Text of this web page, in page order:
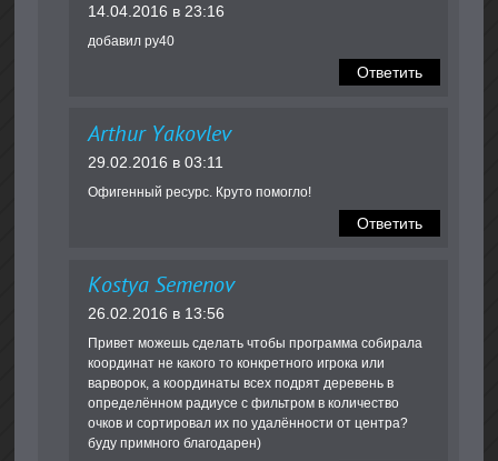
14.04.2016 в 23:16
добавил ру40
Ответить
Arthur Yakovlev
29.02.2016 в 03:11
Офигенный ресурс. Круто помогло!
Ответить
Kostya Semenov
26.02.2016 в 13:56
Привет можешь сделать чтобы программа собирала
координат не какого то конкретного игрока или
варворок, а координаты всех подрят деревень в
определённом радиусе с фильтром в количество
очков и сортировал их по удалённости от центра?
буду примного благодарен)